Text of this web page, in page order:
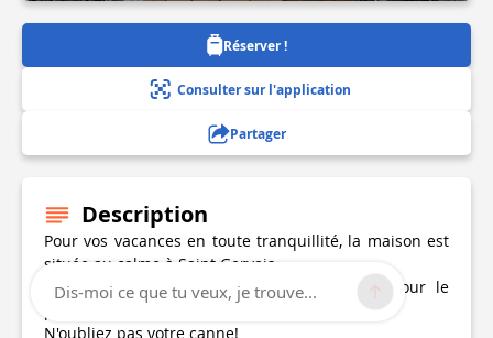
Réserver !
Consulter sur l'application
Partager
Description
Pour vos vacances en toute tranquillité, la maison est
située au calme à Saint Gervais.
Un étang privé se situe sur notre terrain, pour le
plaisir des pêcheurs à la ligne.
N'oubliez pas votre canne!
Dis-moi ce que tu veux, je trouve...